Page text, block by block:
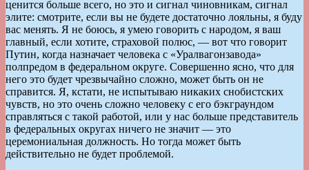
ценится больше всего, но это и сигнал чиновникам, сигнал
элите: смотрите, если вы не будете достаточно лояльны, я буду
вас менять. Я не боюсь, я умею говорить с народом, я ваш
главный, если хотите, страховой полюс, — вот что говорит
Путин, когда назначает человека с «Уралвагонзавода»
полпредом в федеральном округе. Совершенно ясно, что для
него это будет чрезвычайно сложно, может быть он не
справится. Я, кстати, не испытываю никаких снобистских
чувств, но это очень сложно человеку с его бэкграундом
справляться с такой работой, или у нас больше представитель
в федеральных округах ничего не значит — это
церемониальная должность. Но тогда может быть
действительно не будет проблемой.